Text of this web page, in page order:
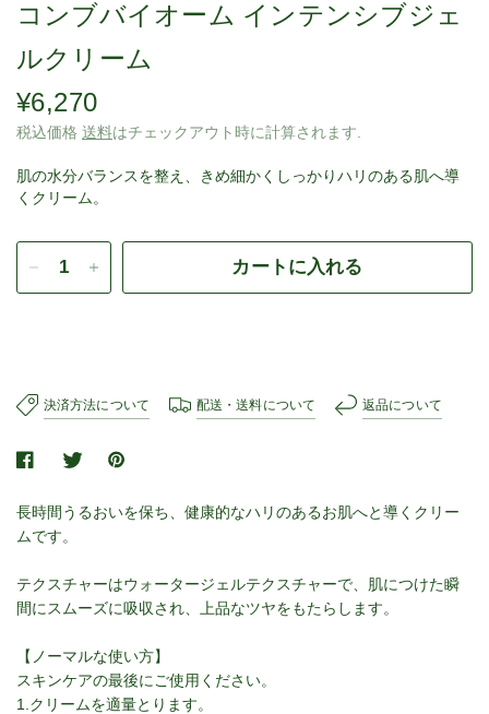
コンブバイオーム インテンシブジェ
ルクリーム
¥6,270
税込価格 送料はチェックアウト時に計算されます.
肌の水分バランスを整え、きめ細かくしっかりハリのある肌へ導
くクリーム。
カートに入れる
決済方法について 配送・送料について 返品について
長時間うるおいを保ち、健康的なハリのあるお肌へと導くクリー
ムです。
テクスチャーはウォータージェルテクスチャーで、肌につけた瞬
間にスムーズに吸収され、上品なツヤをもたらします。
【ノーマルな使い方】
スキンケアの最後にご使用ください。
1.クリームを適量とります。